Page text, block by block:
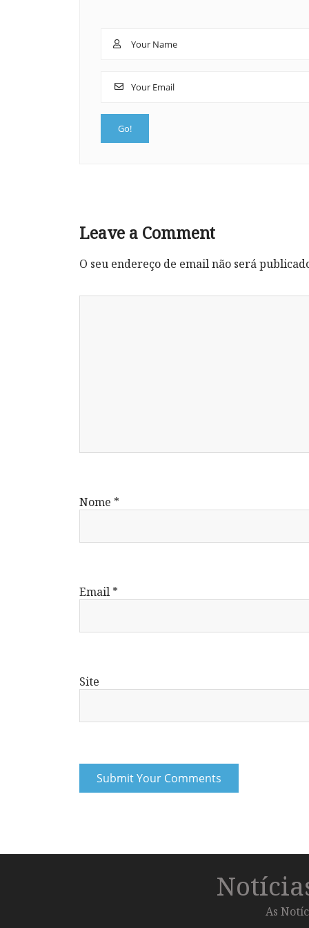
Leave a Comment
O seu endereço de email não será
Nome *
Email *
Site
As